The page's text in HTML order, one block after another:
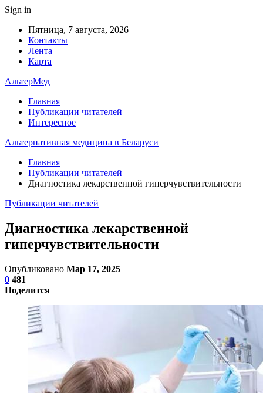
Sign in
Пятница, 7 августа, 2026
Контакты
Лента
Карта
АльтерМед
Главная
Публикации читателей
Интересное
Альтернативная медицина в Беларуси
Главная
Публикации читателей
Диагностика лекарственной гиперчувствительности
Публикации читателей
Диагностика лекарственной
гиперчувствительности
Опубликовано Мар 17, 2025
0 481
Поделится